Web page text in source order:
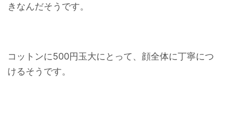
きなんだそうです。
コットンに500円玉大にとって、顔全体に丁寧につ
けるそうです。